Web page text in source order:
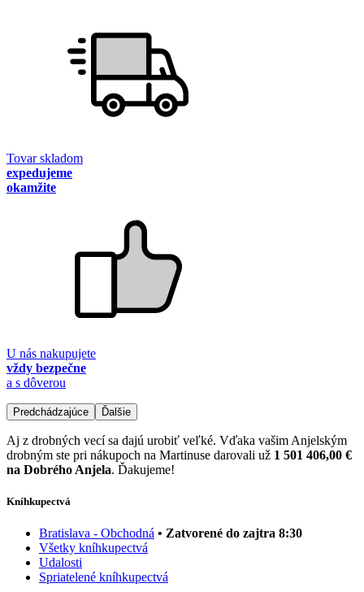
Tovar skladom
expedujeme
okamžite
U nás nakupujete
vždy bezpečne
a s dôverou
Predchádzajúce Ďalšie
Aj z drobných vecí sa dajú urobiť veľké. Vďaka vašim Anjelským
drobným ste pri nákupoch na Martinuse darovali už 1 501 406,00 €
na Dobrého Anjela. Ďakujeme!
Kníhkupectvá
Bratislava - Obchodná • Zatvorené do zajtra 8:30
Všetky kníhkupectvá
Udalosti
Spriatelené kníhkupectvá